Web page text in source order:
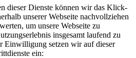
dieser Dienste können wir das Klick-
unserer Webseite nachvollziehen
um unsere Webseite zu
insgesamt laufend zu
Einwilligung setzen wir auf dieser
ein: